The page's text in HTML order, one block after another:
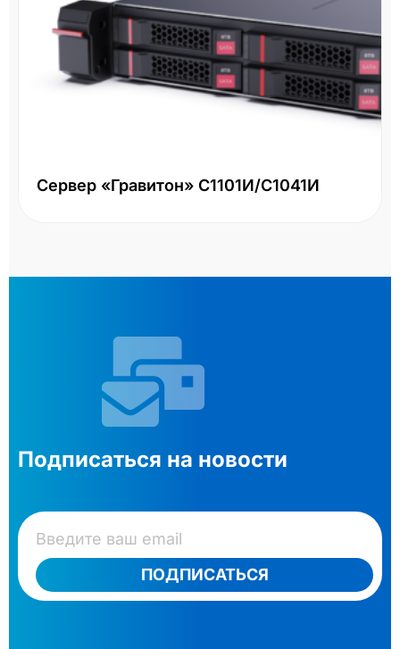
Сервер «Гравитон» С1101И/С1041И
Подписаться на новости
ПОДПИСАТЬСЯ